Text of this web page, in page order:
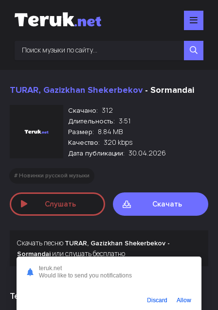
TURAR, Gazizkhan Shekerbekov- Sormandai
Скачано: 312
Длительность: 3:51
Размер: 8.84 MB
Качество: 320 kbps
Дата публикации: 30.04.2026
Новинки русской музыки
Слушать Скачать
Скачать песню TURAR, Gazizkhan Shekerbekov -
Sormandai или слушать бесплатно
Текст припева:
teruk.net
Would like to send you notifications
Discard Allow